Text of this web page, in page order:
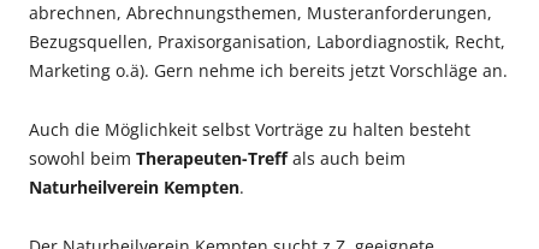
abrechnen, Abrechnungsthemen, Musteranforderungen,
Bezugsquellen, Praxisorganisation, Labordiagnostik, Recht,
Marketing o.ä). Gern nehme ich bereits jetzt Vorschläge an.
Auch die Möglichkeit selbst Vorträge zu halten besteht
sowohl beim Therapeuten-Treffals auch beim
Naturheilverein Kempten.